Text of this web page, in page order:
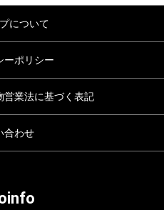
について
ーポリシー
営業法に基づく表記
合わせ